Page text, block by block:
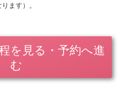
ます）。
を見る・予約へ進
む